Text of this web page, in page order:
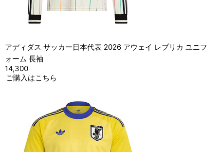
アディダス サッカー日本代表 2026 アウェイ レプリカ ユニフ
ォーム 長袖
14,300
ご購入はこちら